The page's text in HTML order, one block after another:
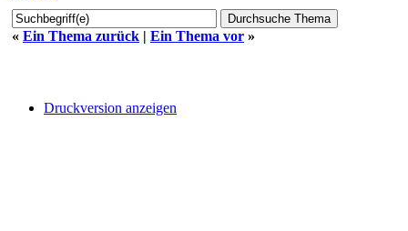
« Ein Thema zurück | Ein Thema vor »
Druckversion anzeigen